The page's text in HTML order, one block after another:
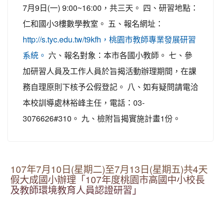
7月9日(一) 9:00~16:00，共三天。 四、研習地點：
仁和國小3樓數學教室。 五、報名網址：
http://s.tyc.edu.tw/t9kfh，桃園市教師專業發展研習
系統。
六、報名對象：本市各國小教師。 七、參
加研習人員及工作人員於旨揭活動辦理期間，在課
務自理原則下核予公假登記。 八、如有疑問請電洽
本校訓導處林裕峰主任，電話：03-
3076626#310。 九、檢附旨揭實施計畫1份。
107年7月10日(星期二)至7月13日(星期五)共4天
假大成國小辦理「107年度桃園市高國中小校長
及教師環境教育人員認證研習」